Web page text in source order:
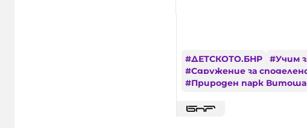
#ДЕТСКОТО.БНР #Учим
#Сдружение за
#Природен парк Витоша